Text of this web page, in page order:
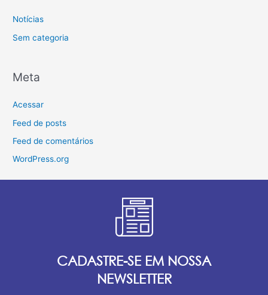
Notícias
Sem categoria
Meta
Acessar
Feed de posts
Feed de comentários
WordPress.org
CADASTRE-SE EM NOSSA
NEWSLETTER